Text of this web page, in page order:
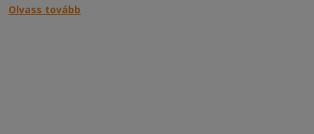
Olvass tovább